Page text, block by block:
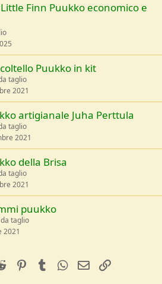
Little Finn Puukko economico e
Puukko in kit
taglio
2021
artigianale Juha Perttula
taglio
2021
della Brisa
taglio
2021
puukko
taglio
2021
Reddit PinterestTumblrWhatsApp
e-mail